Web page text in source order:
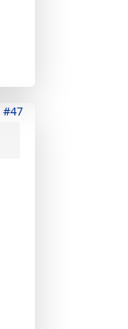
#47